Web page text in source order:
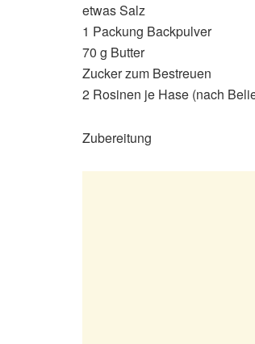
etwas Salz
1 Packung Backpulver
70 g Butter
Zucker zum Bestreuen
2 Rosinen je Hase (nach
Zubereitung